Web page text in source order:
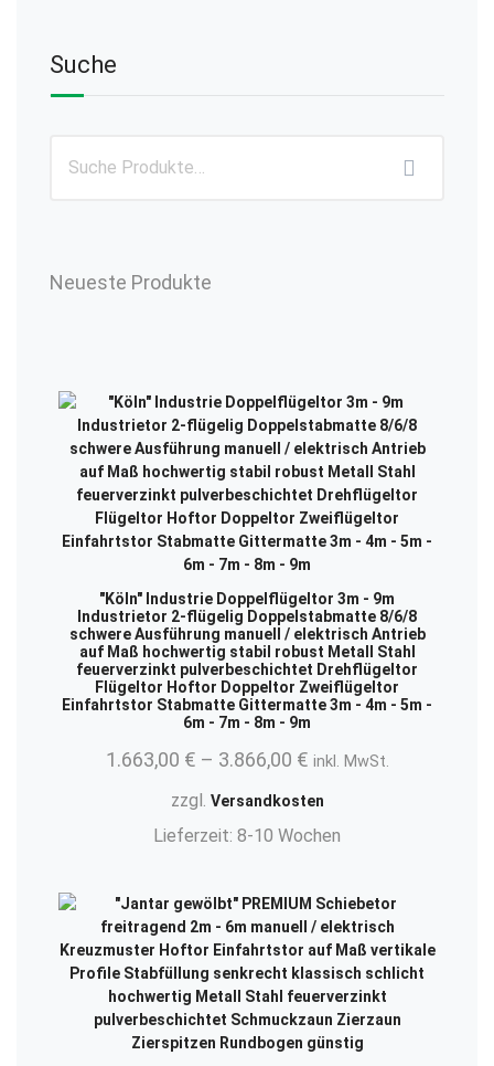
Suche
Neueste Produkte
"Köln" Industrie Doppelflügeltor 3m - 9m
Industrietor 2-flügelig Doppelstabmatte 8/6/8
schwere Ausführung manuell / elektrisch Antrieb
auf Maß hochwertig stabil robust Metall Stahl
feuerverzinkt pulverbeschichtet Drehflügeltor
Flügeltor Hoftor Doppeltor Zweiflügeltor
Einfahrtstor Stabmatte Gittermatte 3m - 4m - 5m -
6m - 7m - 8m - 9m
1.663,00 € – 3.866,00 € inkl. MwSt.
zzgl. Versandkosten
Lieferzeit: 8-10 Wochen